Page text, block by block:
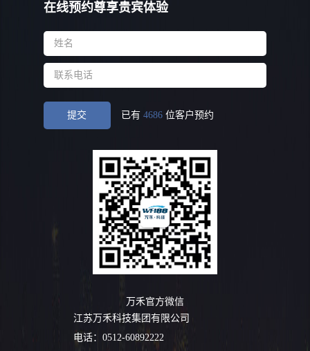
在线预约尊享贵宾体验
提交 已有4686位客户预约
万禾官方微信
江苏万禾科技集团有限公司
电话：0512-60892222